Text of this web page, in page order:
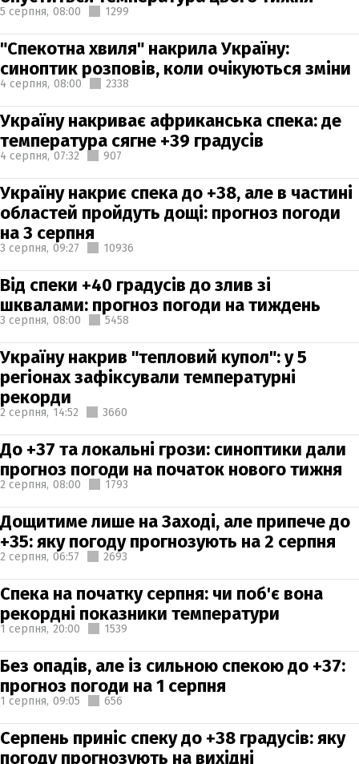
5 серпня, 08:00 1299
"Спекотна хвиля" накрила Україну:
синоптик розповів, коли очікуються зміни
4 серпня, 08:00 2338
Україну накриває африканська спека: де
температура сягне +39 градусів
4 серпня, 07:32 907
Україну накриє спека до +38, але в частині
областей пройдуть дощі: прогноз погоди
на 3 серпня
3 серпня, 09:27 10936
Від спеки +40 градусів до злив зі
шквалами: прогноз погоди на тиждень
3 серпня, 08:00 5458
Україну накрив "тепловий купол": у 5
регіонах зафіксували температурні
рекорди
2 серпня, 14:52 3660
До +37 та локальні грози: синоптики дали
прогноз погоди на початок нового тижня
2 серпня, 08:00 1793
Дощитиме лише на Заході, але припече до
+35: яку погоду прогнозують на 2 серпня
2 серпня, 06:57 2693
Спека на початку серпня: чи поб'є вона
рекордні показники температури
1 серпня, 20:00 1539
Без опадів, але із сильною спекою до +37:
прогноз погоди на 1 серпня
1 серпня, 09:05 656
Серпень приніс спеку до +38 градусів: яку
погоду прогнозують на вихідні